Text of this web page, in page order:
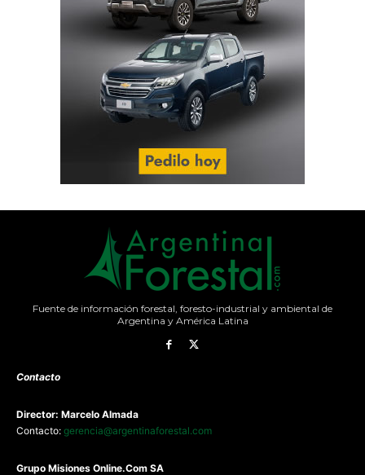
Fuente de información forestal, foresto-industrial y ambiental de
Argentina y América Latina
Contacto
Director: Marcelo Almada
Contacto: gerencia@argentinaforestal.com
Grupo Misiones Online.Com SA